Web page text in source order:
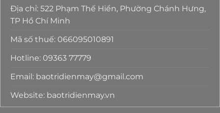
Địa chỉ: 522 Phạm Thế Hiển, Phường Chánh Hưng,
TP Hồ Chí Minh
Mã số thuế: 066095010891
Hotline: 09363 77779
Email: baotridienmay@gmail.com
Website: baotridienmay.vn